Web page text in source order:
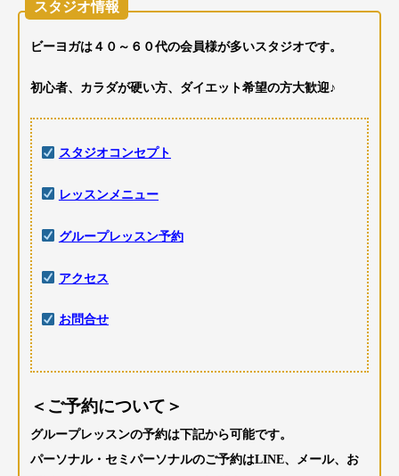
スタジオ情報
ビーヨガは４０～６０代の会員様が多いスタジオです。
初心者、カラダが硬い方、ダイエット希望の方大歓迎♪
スタジオコンセプト
レッスンメニュー
グループレッスン予約
アクセス
お問合せ
＜ご予約について＞
グループレッスンの予約は下記から可能です。
パーソナル・セミパーソナルのご予約はLINE、メール、お